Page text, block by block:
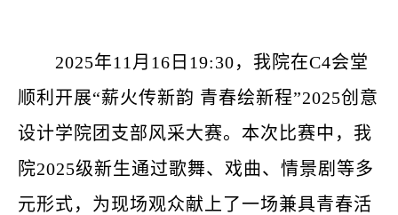
2025年11月16日19:30， 我院在C4会堂
顺利开展“薪火传新韵 青春绘新程”2025创意
设计学院团支部风采大赛。本次比赛中，我
院2025级新生通过歌舞、戏曲、情景剧等多
元形式，为现场观众献上了一场兼具青春活